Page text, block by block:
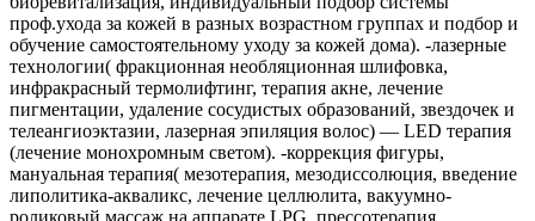
проф.ухода за кожей в разных возрастном группах и подбор и
обучение самостоятельному уходу за кожей дома). -лазерные
технологии( фракционная необляционная шлифовка,
инфракрасный термолифтинг, терапия акне, лечение
пигментации, удаление сосудистых образований, звездочек и
телеангиоэктазии, лазерная эпиляция волос) — LED терапия
(лечение монохромным светом). -коррекция фигуры,
мануальная терапия( мезотерапия, мезодиссолюция, введение
липолитика-акваликс, лечение целлюлита, вакуумно-
роликовый массаж на аппарате LPG, прессотерапия,